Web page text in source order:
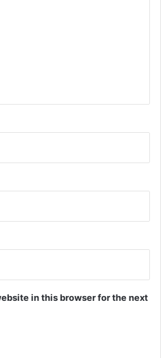
in this browser for the next